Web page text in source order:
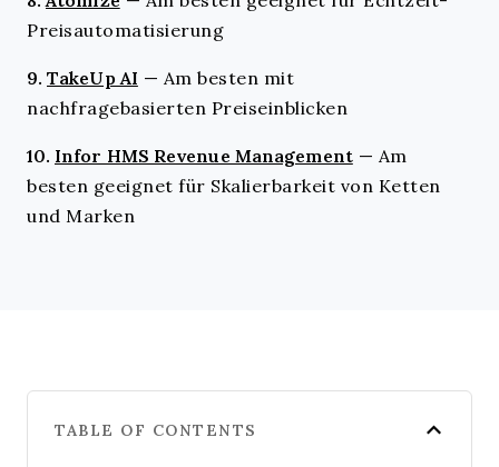
Preisautomatisierung
9. TakeUp AI — Am besten mit
nachfragebasierten Preiseinblicken
10. Infor HMS Revenue Management — Am
besten geeignet für Skalierbarkeit von Ketten
und Marken
TABLE OF CONTENTS